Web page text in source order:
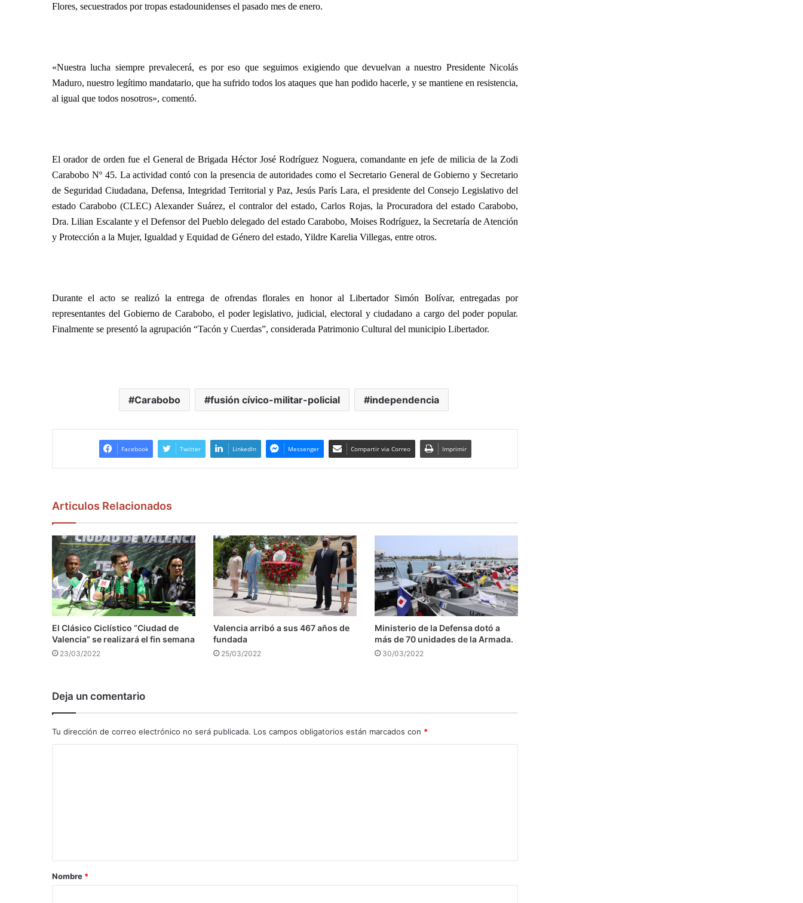
Flores, secuestrados por tropas estadounidenses el pasado mes de enero.
«Nuestra lucha siempre prevalecerá, es por eso que seguimos exigiendo que devuelvan a nuestro Presidente Nicolás
Maduro, nuestro legítimo mandatario, que ha sufrido todos los ataques que han podido hacerle, y se mantiene en resistencia,
al igual que todos nosotros», comentó.
El orador de orden fue el General de Brigada Héctor José Rodríguez Noguera, comandante en jefe de milicia de la Zodi
Carabobo Nº 45. La actividad contó con la presencia de autoridades como el Secretario General de Gobierno y Secretario
de Seguridad Ciudadana, Defensa, Integridad Territorial y Paz, Jesús París Lara, el presidente del Consejo Legislativo del
estado Carabobo (CLEC) Alexander Suárez, el contralor del estado, Carlos Rojas, la Procuradora del estado Carabobo,
Dra. Lilian Escalante y el Defensor del Pueblo delegado del estado Carabobo, Moises Rodríguez, la Secretaría de Atención
y Protección a la Mujer, Igualdad y Equidad de Género del estado, Yildre Karelia Villegas, entre otros.
Durante el acto se realizó la entrega de ofrendas florales en honor al Libertador Simón Bolívar, entregadas por
representantes del Gobierno de Carabobo, el poder legislativo, judicial, electoral y ciudadano a cargo del poder popular.
Finalmente se presentó la agrupación “Tacón y Cuerdas”, considerada Patrimonio Cultural del municipio Libertador.
Carabobo fusión cívico-militar-policial independencia
Facebook Twitter LinkedIn Messenger Compartir via Correo Imprimir
Articulos Relacionados
El Clásico Ciclístico “Ciudad de
Valencia” se realizará el fin semana
23/03/2022
Valencia arribó a sus 467 años de
fundada
25/03/2022
Ministerio de la Defensa dotó a
más de 70 unidades de la Armada.
30/03/2022
Deja un comentario
Tu dirección de correo electrónico no será publicada. Los campos obligatorios están marcados con *
a
r
Nombre *